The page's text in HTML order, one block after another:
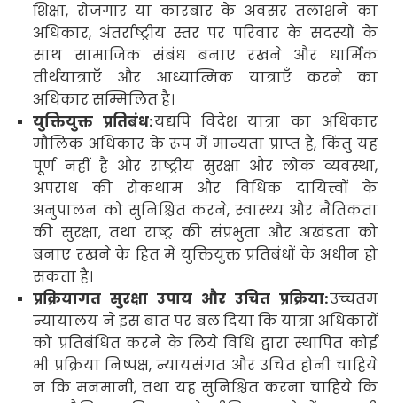
शिक्षा, रोजगार या कारबार के अवसर तलाशने का
अधिकार,अंतर्राष्ट्रीय स्तर पर परिवार के सदस्यों के
साथ सामाजिक संबंध बनाए रखने और धार्मिक
तीर्थयात्राएँ और आध्यात्मिक यात्राएँ करने का
अधिकार सम्मिलित है।
युक्तियुक्त प्रतिबंध:यद्यपि विदेश यात्रा का अधिकार
मौलिक अधिकार के रूप में मान्यता प्राप्त है, किंतु यह
पूर्ण नहीं है और राष्ट्रीय सुरक्षा और लोक व्यवस्था,
अपराध की रोकथाम और विधिक
दायित्त्वों के
अनुपालन को सुनिश्चित करने,स्वास्थ्य और नैतिकता
की सुरक्षा,तथा राष्ट्र की संप्रभुता और अखंडता को
बनाए रखने के हित में युक्तियुक्त प्रतिबंधों के अधीन हो
सकता है।
प्रक्रियागत सुरक्षा उपाय और उचित प्रक्रिया:उच्चतम
न्यायालय ने इस बात पर बल दिया कि यात्रा अधिकारों
को प्रतिबंधित करने के लिये विधि द्वारा स्थापित कोई
भी प्रक्रिया निष्पक्ष,न्यायसंगत और उचित होनी चाहिये
न कि मनमानी,तथा यह सुनिश्चित करना चाहिये कि